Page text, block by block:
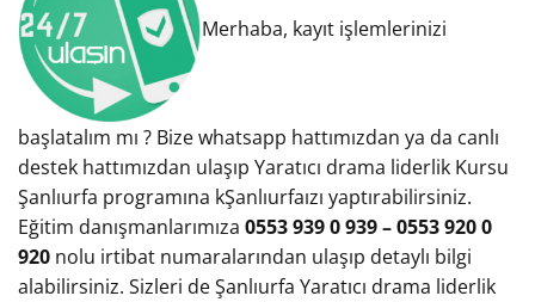
Merhaba, kayıt işlemlerinizi
başlatalım mı ? Bize whatsapp hattımızdan ya da canlı
destek hattımızdan ulaşıp Yaratıcı drama liderlik Kursu
Şanlıurfa programına kŞanlıurfaızı yaptırabilirsiniz.
Eğitim danışmanlarımıza 0553 939 0 939 – 0553 920 0
920 nolu irtibat numaralarından ulaşıp detaylı bilgi
alabilirsiniz. Sizleri de Şanlıurfa Yaratıcı drama liderlik